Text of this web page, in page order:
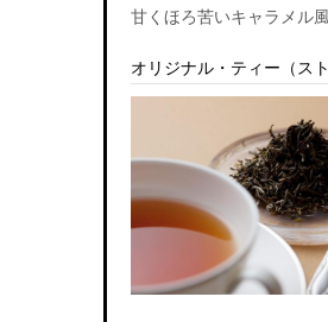
甘くほろ苦いキャラメル
オリジナル・ティー（ス